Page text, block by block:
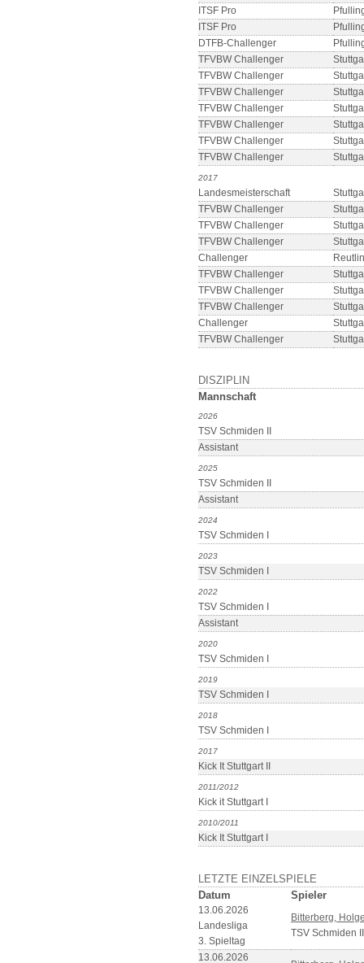
ITSF Pro
ITSF Pro
DTFB-Challenger
TFVBW Challenger
TFVBW Challenger
TFVBW Challenger
TFVBW Challenger
TFVBW Challenger
TFVBW Challenger
TFVBW Challenger
2017
Landesmeisterschaft
TFVBW Challenger
TFVBW Challenger
TFVBW Challenger
Challenger
TFVBW Challenger
TFVBW Challenger
TFVBW Challenger
Challenger
TFVBW Challenger
DISZIPLIN
Mannschaft
2026
TSV Schmiden II
Assistant
2025
TSV Schmiden II
Assistant
2024
TSV Schmiden I
2023
TSV Schmiden I
2022
TSV Schmiden I
Assistant
2020
TSV Schmiden I
2019
TSV Schmiden I
2018
TSV Schmiden I
2017
Kick It Stuttgart II
2011/2012
Kick it Stuttgart I
2010/2011
Kick It Stuttgart I
LETZTE EINZELSPIELE
Datum
Spieler
13.06.2026
Landesliga
3. Spieltag
Bitterberg,
TSV Schmiden II
13.06.2026